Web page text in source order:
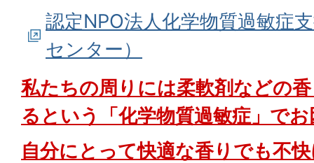
認定NPO法人化学物質過敏症
センター）
私たちの周りには柔軟剤などの
るという「化学物質過敏症」で
自分にとって快適な香りでも不